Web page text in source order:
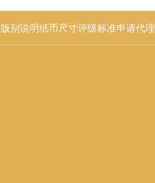
版别说明纸币尺寸评级标准申请代理